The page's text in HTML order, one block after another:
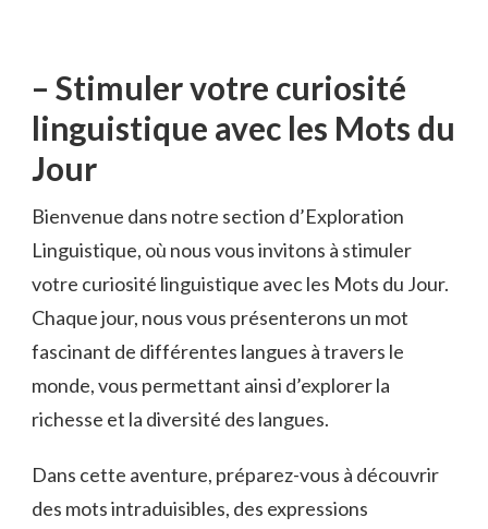
– Stimuler votre curiosité
linguistique avec les Mots du
Jour
Bienvenue dans notre section d’Exploration
⁢Linguistique, où nous vous invitons à stimuler
votre curiosité linguistique avec ‍les Mots du Jour.​
Chaque jour, nous ​vous présenterons un mot
fascinant de​ différentes langues à⁤ travers le
monde, vous permettant ainsi d’explorer la
richesse‌ et⁤ la diversité des langues.
Dans cette ⁢aventure, préparez-vous‌ à découvrir
des mots intraduisibles, des expressions⁢